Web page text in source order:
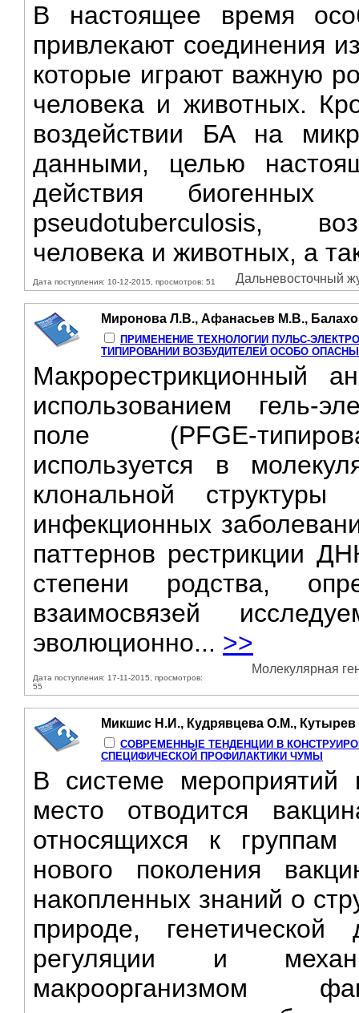
В настоящее время
привлекают соединения
которые играют важную
человека и животных.
воздействии БА на
данными, целью
действия
pseudotuberculosis,
человека и животных, а
Дата поступления: 10-12-2015, просмотров: 51 Дальневосточный
Миронова Л.В., Афанасьев М.В.,
ПРИМЕНЕНИЕ ТЕХНОЛОГИИ ПУЛЬС-
ТИПИРОВАНИИ ВОЗБУДИТЕЛЕЙ ОСОБО
Макрорестрикционный
использованием гель-
поле (PFGE-
используется в
клональной структуры
инфекционных
паттернов рестрикции
степени родства,
взаимосвязей
эволюционно... >>
Дата поступления: 17-11-2015, просмотров:
55
Молекулярная
Микшис Н.И., Кудрявцева О.М.,
СОВРЕМЕННЫЕ ТЕНДЕНЦИИ В
СПЕЦИФИЧЕСКОЙ ПРОФИЛАКТИКИ ЧУМЫ
В системе
место отводится
относящихся к
нового поколения
накопленных знаний о
природе, генетической
регуляции и
макроорганизмом